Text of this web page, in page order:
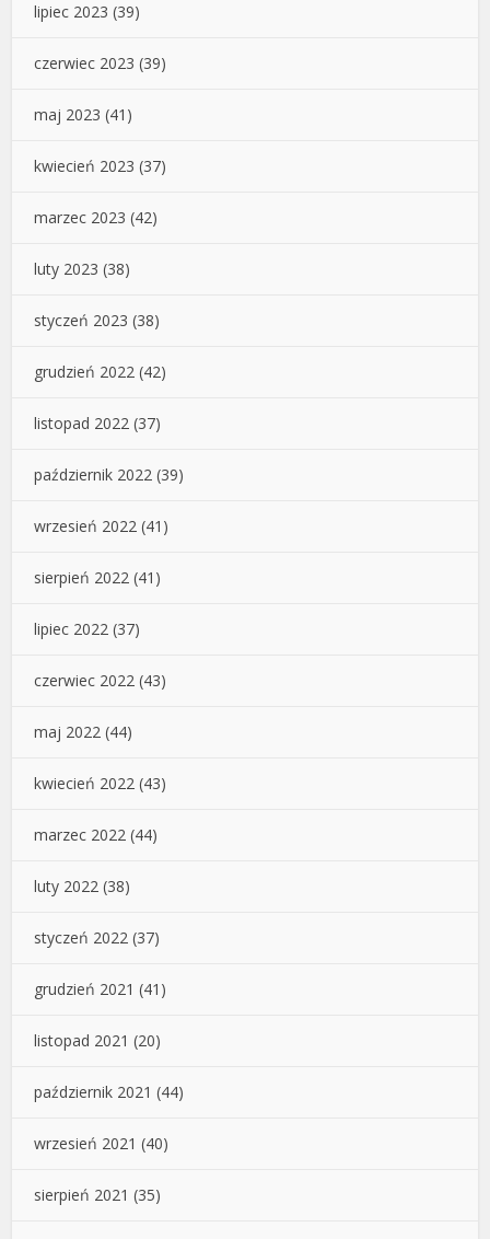
lipiec 2023 (39)
czerwiec 2023 (39)
maj 2023 (41)
kwiecień 2023 (37)
marzec 2023 (42)
luty 2023 (38)
styczeń 2023 (38)
grudzień 2022 (42)
listopad 2022 (37)
październik 2022 (39)
wrzesień 2022 (41)
sierpień 2022 (41)
lipiec 2022 (37)
czerwiec 2022 (43)
maj 2022 (44)
kwiecień 2022 (43)
marzec 2022 (44)
luty 2022 (38)
styczeń 2022 (37)
grudzień 2021 (41)
listopad 2021 (20)
październik 2021 (44)
wrzesień 2021 (40)
sierpień 2021 (35)